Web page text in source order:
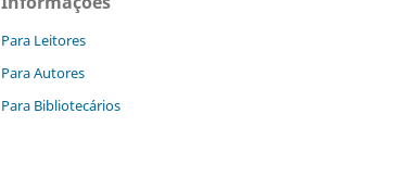
Para Leitores
Para Autores
Para Bibliotecários